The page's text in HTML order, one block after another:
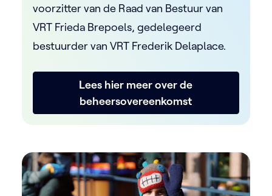
voorzitter van de Raad van Bestuur van
VRT Frieda Brepoels, gedelegeerd
bestuurder van VRT Frederik Delaplace.
Lees hier meer over de
beheersovereenkomst